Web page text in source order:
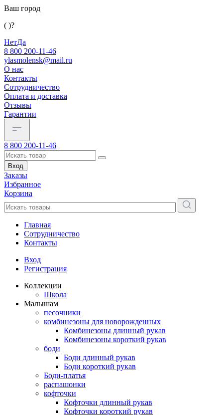
Ваш город
( )?
НетДа
8 800 200-11-46
ylasmolensk@mail.ru
О нас
Контакты
Сотрудничество
Оплата и доставка
Отзывы
Гарантии
8 800 200-11-46
Вход
Заказы
Избранное
Корзина
Главная
Сотрудничество
Контакты
Вход
Регистрация
Коллекции
Школа
Малышам
песочники
комбинезоны для новорожденных
Комбинезоны длинный рукав
Комбинезоны короткий рукав
боди
Боди длинный рукав
Боди короткий рукав
Боди-платья
распашонки
кофточки
Кофточки длинный рукав
Кофточки короткий рукав